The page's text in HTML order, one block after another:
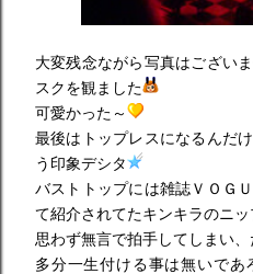
大変残念ながら写真はござい
スクを観ました
可愛かった～
最後はトップレスになるんだ
う印象デシタ
バストトップには雑誌ＶＯＧ
て紹介されてたキンキラのニ
思わず無言で拍手してしまい
多分一生付ける事は無いであ